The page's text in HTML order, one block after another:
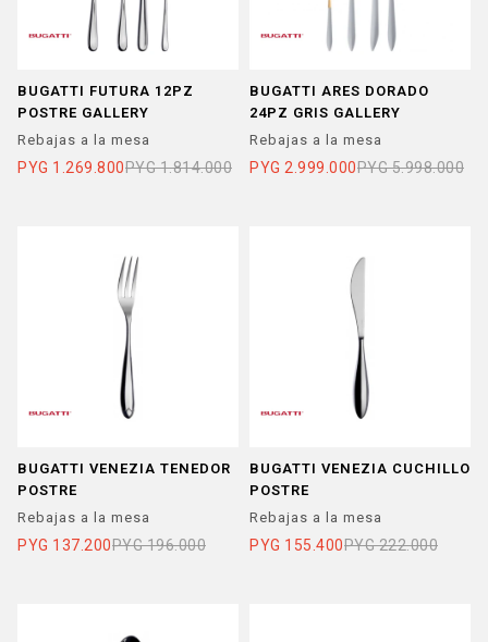
BUGATTI FUTURA 12PZ
POSTRE GALLERY
Rebajas a la mesa
PYG 1.269.800PYG 1.814.000
BUGATTI ARES DORADO
24PZ GRIS GALLERY
Rebajas a la mesa
PYG 2.999.000PYG 5.998.000
BUGATTI VENEZIA TENEDOR
POSTRE
Rebajas a la mesa
PYG 137.200PYG 196.000
BUGATTI VENEZIA CUCHILLO
POSTRE
Rebajas a la mesa
PYG 155.400PYG 222.000